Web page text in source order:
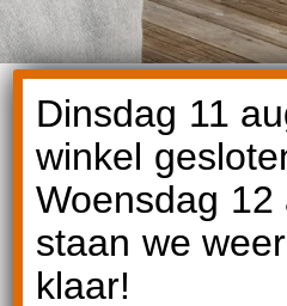
Dinsdag 11
winkel
Woensdag 12
staan we
klaar!